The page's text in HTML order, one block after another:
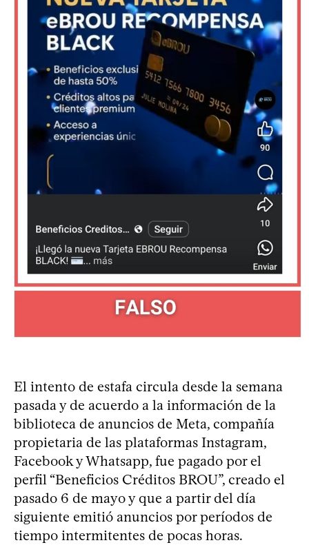
El intento de estafa circula desde la semana
pasada y de acuerdo a la información de la
biblioteca de anuncios de Meta, compañía
propietaria de las plataformas Instagram,
Facebook y Whatsapp, fue pagado por el
perfil “Beneficios Créditos BROU”, creado el
pasado 6 de mayo y que a partir del día
siguiente emitió anuncios por períodos de
tiempo intermitentes de pocas horas.